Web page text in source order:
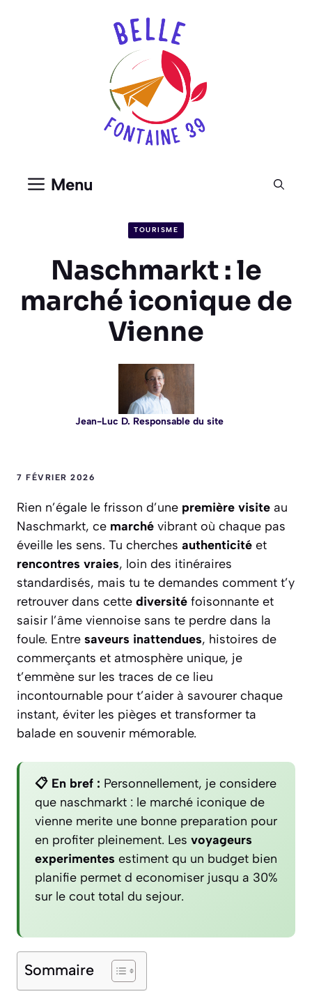
Menu
TOURISME
Naschmarkt : le
marché iconique de
Vienne
Jean-Luc D. Responsable du site
7 FÉVRIER 2026
Rien n’égale le frisson d’une première visite au
Naschmarkt, ce marché vibrant où chaque pas
éveille les sens. Tu cherches authenticité et
rencontres vraies, loin des itinéraires
standardisés, mais tu te demandes comment t’y
retrouver dans cette diversité foisonnante et
saisir l’âme viennoise sans te perdre dans la
foule. Entre saveurs inattendues, histoires de
commerçants et atmosphère unique, je
t’emmène sur les traces de ce lieu
incontournable pour t’aider à savourer chaque
instant, éviter les pièges et transformer ta
balade en souvenir mémorable.
📋 En bref : Personnellement, je considere
que naschmarkt : le marché iconique de
vienne merite une bonne preparation pour
en profiter pleinement. Les voyageurs
experimentes estiment qu un budget bien
planifie permet d economiser jusqu a 30%
sur le cout total du sejour.
Sommaire